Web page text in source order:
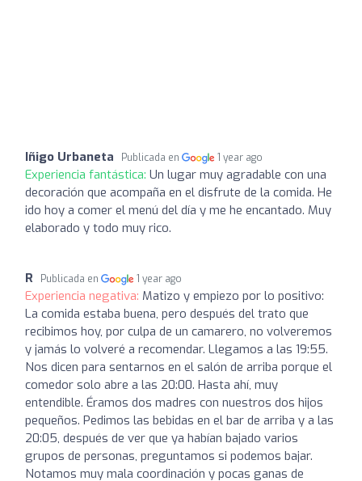
Iñigo Urbaneta Publicada en 1 year ago
Experiencia fantástica: Un lugar muy agradable con una
decoración que acompaña en el disfrute de la comida. He
ido hoy a comer el menú del día y me he encantado. Muy
elaborado y todo muy rico.
R Publicada en 1 year ago
Experiencia negativa: Matizo y empiezo por lo positivo:
La comida estaba buena, pero después del trato que
recibimos hoy, por culpa de un camarero, no volveremos
y jamás lo volveré a recomendar. Llegamos a las 19:55.
Nos dicen para sentarnos en el salón de arriba porque el
comedor solo abre a las 20:00. Hasta ahí, muy
entendible. Éramos dos madres con nuestros dos hijos
pequeños. Pedimos las bebidas en el bar de arriba y a las
20:05, después de ver que ya habían bajado varios
grupos de personas, preguntamos si podemos bajar.
Notamos muy mala coordinación y pocas ganas de